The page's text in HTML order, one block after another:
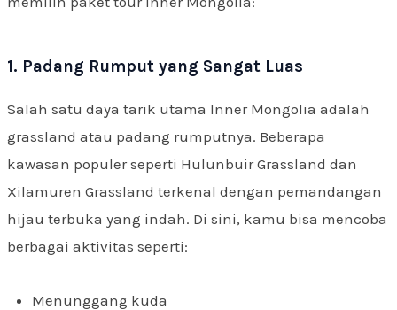
1. Padang Rumput yang Sangat Luas
Salah satu daya tarik utama Inner Mongolia adalah
grassland atau padang rumputnya. Beberapa
kawasan populer seperti Hulunbuir Grassland dan
Xilamuren Grassland terkenal dengan pemandangan
hijau terbuka yang indah. Di sini, kamu bisa mencoba
berbagai aktivitas seperti:
Menunggang kuda